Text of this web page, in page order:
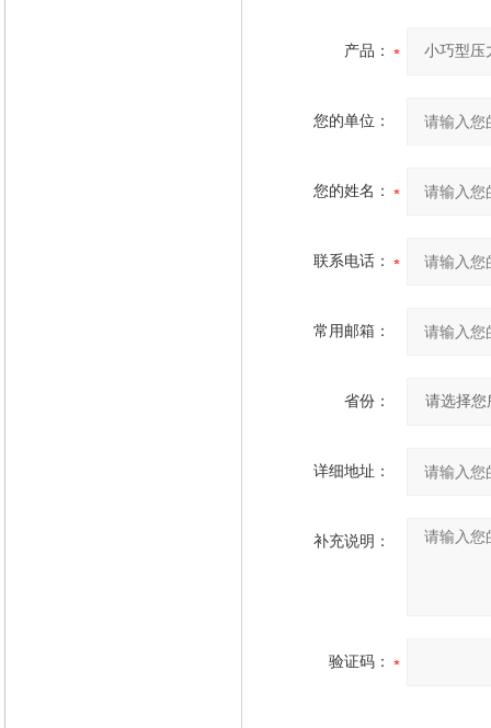
产品：
您的单位：
您的姓名：
联系电话：
常用邮箱：
省份：
详细地址：
补充说明：
验证码：